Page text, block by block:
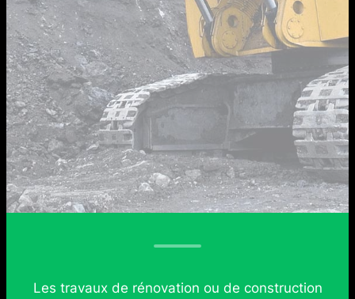
Les travaux de rénovation ou de construction